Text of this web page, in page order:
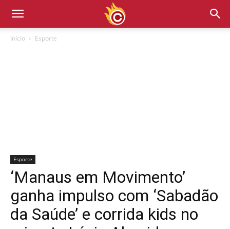
Início Esporte
Esporte
‘Manaus em Movimento’
ganha impulso com ‘Sabadão
da Saúde’ e corrida kids no